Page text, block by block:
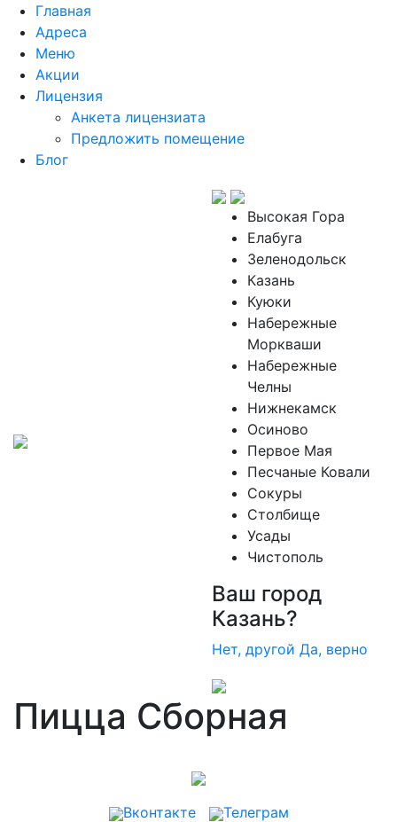
Главная
Адреса
Меню
Акции
Лицензия
Анкета лицензиата
Предложить помещение
Блог
Высокая Гора
Елабуга
Зеленодольск
Казань
Куюки
Набережные
Моркваши
Набережные
Челны
Нижнекамск
Осиново
Первое Мая
Песчаные Ковали
Сокуры
Столбище
Усады
Чистополь
Ваш город
Казань?
Нет, другой Да, верно
Пицца Сборная
Вконтакте
Телеграм